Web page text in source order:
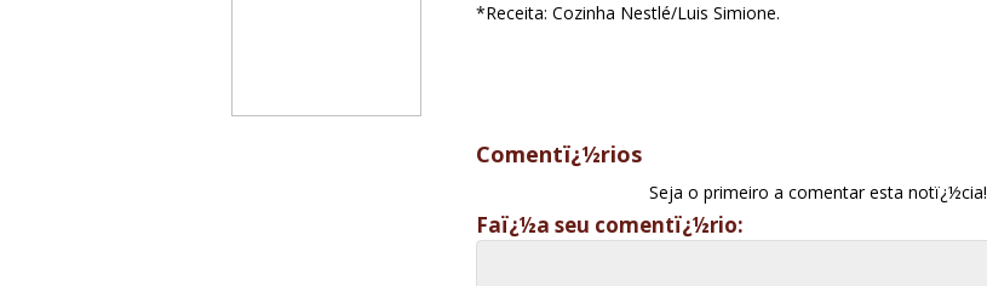
*Receita: Cozinha Nestlé/Luis Simione.
Comentï¿½rios
Seja o primeiro a comentar esta notï¿½cia!
Faï¿½a seu comentï¿½rio: